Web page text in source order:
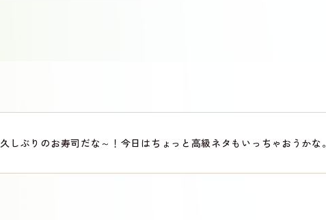
久しぶりのお寿司だな～！今日はちょっと高級ネタもいっちゃおうかな。